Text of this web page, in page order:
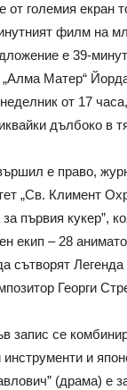
от големия екран
филм на
е 39-
Матер“
от 17
дълбоко в
е право,
„Св. Климент
първия кукер”,
екип – 28
сътворят
Георги
запис се
и
(драма) е